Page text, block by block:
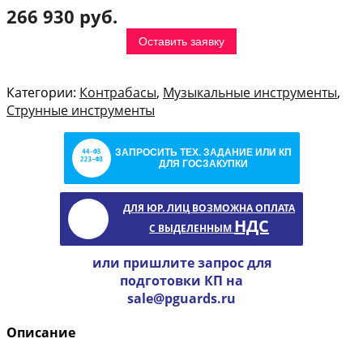
266 930 руб.
Оставить заявку
Категории: Контрабасы, Музыкальные инструменты,
Струнные инструменты
ЗАПРОСИТЬ ТЕХ. ЗАДАНИЕ ИЛИ КП
ДЛЯ ГОСЗАКУПКИ
ДЛЯ ЮР. ЛИЦ ВОЗМОЖНА ОПЛАТА
С ВЫДЕЛЕННЫМ НДС
или пришлите запрос для
подготовки КП на
sale@pguards.ru
Описание